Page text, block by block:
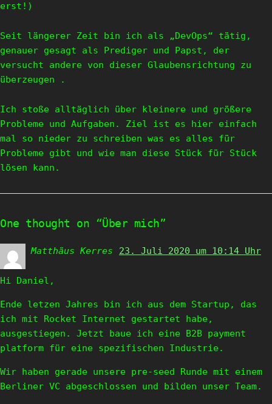
erst!)
Seit längerer Zeit bin ich als „DevOps“ tätig,
genauer gesagt als Prediger und Papst, der
versucht andere von dieser Glaubensrichtung zu
überzeugen .
Ich stoße alltäglich über kleinere und größere
Probleme und Aufgaben. Ziel ist es hier einfach
mal so nieder zu schreiben was es alles für
Probleme gibt und wie man diese Stück für Stück
lösen kann.
One thought on “Über mich”
Matthäus Kerres sagt:
23. Juli 2020 um 10:14 Uhr
Hi Daniel,
Ende letzen Jahres bin ich aus dem Startup, das
ich mit Rocket Internet gestartet habe,
ausgestiegen. Jetzt baue ich eine B2B payment
platform für eine spezifischen Industrie.
Wir haben gerade unsere pre-seed Runde mit einem
Berliner VC abgeschlossen und bilden unser Team.